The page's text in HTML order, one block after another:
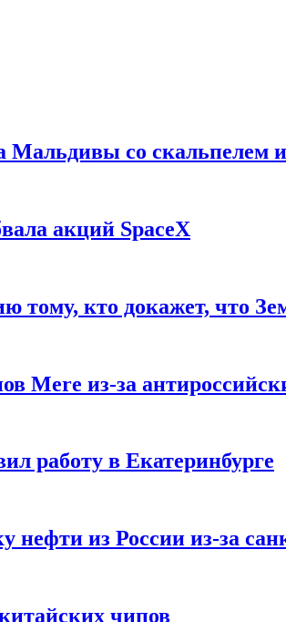
Мальдивы со скальпелем
акций SpaceX
тому, кто докажет, что
Mere из-за
работу в Екатеринбурге
нефти из России из-за
чипов